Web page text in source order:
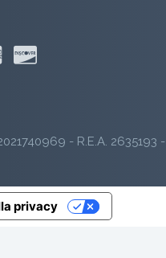
- R.E.A. 2635193 -
privacy